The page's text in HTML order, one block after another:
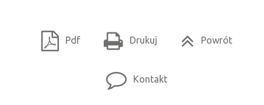
Pdf Drukuj Powrót
Kontakt